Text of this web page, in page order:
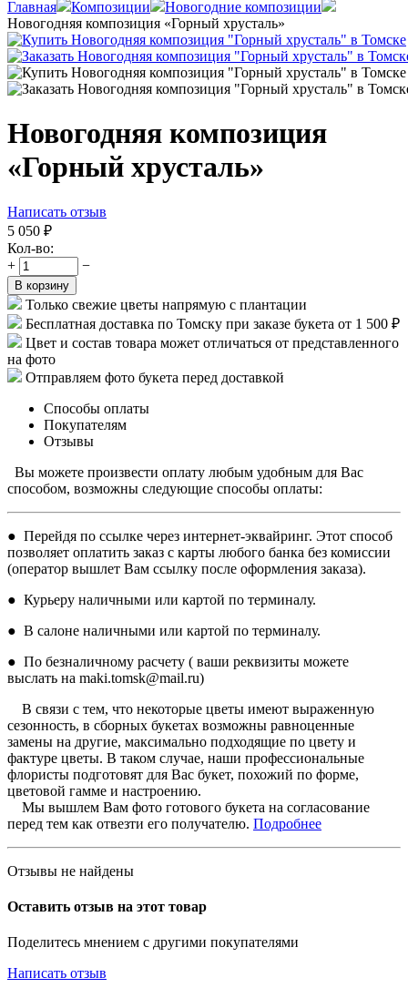
Главная Композиции
Новогодние композиции
Новогодняя композиция «Горный хрусталь»
Новогодняя композиция
«Горный хрусталь»
Написать отзыв
5 050 ₽
Кол-во:
+
−
В корзину
Только свежие цветы напрямую с плантации
Бесплатная доставка по Томску при заказе букета от 1 500 ₽
Цвет и состав товара может отличаться от представленного
на фото
Отправляем фото букета перед доставкой
Способы оплаты
Покупателям
Отзывы
Вы можете произвести оплату любым удобным для Вас
способом, возможны следующие способы оплаты:
● Перейдя по ссылке через интернет-эквайринг. Этот способ
позволяет оплатить заказ с карты любого банка без комиссии
(оператор вышлет Вам ссылку после оформления заказа).
● Курьеру наличными или картой по терминалу.
● В салоне наличными или картой по терминалу.
● По безналичному расчету ( ваши реквизиты можете
выслать на maki.tomsk@mail.ru)
В связи с тем, что некоторые цветы имеют выраженную
сезонность, в сборных букетах возможны равноценные
замены на другие, максимально подходящие по цвету и
фактуре цветы. В таком случае, наши профессиональные
флористы подготовят для Вас букет, похожий по форме,
цветовой гамме и настроению.
Мы вышлем Вам фото готового букета на согласование
перед тем как отвезти его получателю. Подробнее
Отзывы не найдены
Оставить отзыв на этот товар
Поделитесь мнением с другими покупателями
Написать отзыв